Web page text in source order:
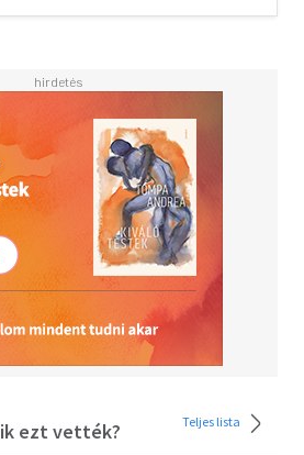
past and the present. In this
about the development of religion
relationships with the
the desire to centralise
the origins of the bureaucratic
demands for harvests resulted
of enslaved peoples; about how
manipulate the weather have a
All provide lessons of profound
a precarious future of rapid global
us from the Big Bang to the
The Earth Transformed forces us
<BR>'This is epic,
that leaps off the page'
ezt vették? Teljes lista